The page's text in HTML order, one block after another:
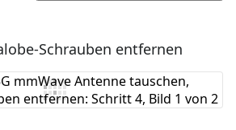
Kommentar hinzufügen
Schrauben entfernen